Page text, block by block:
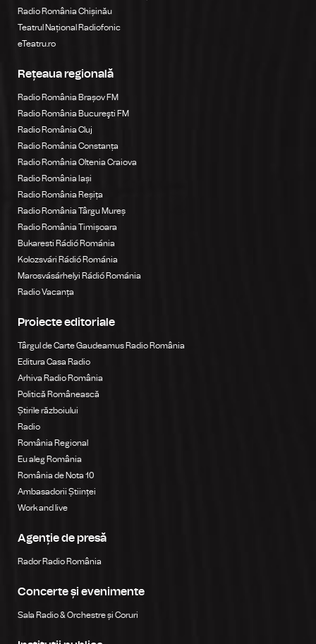
Radio România Chișinău
Teatrul Național Radiofonic
eTeatru.ro
Rețeaua regională
Radio România Brașov FM
Radio România Bucureşti FM
Radio România Cluj
Radio România Constanța
Radio România Oltenia Craiova
Radio România Iași
Radio România Reșița
Radio România Târgu Mureș
Radio România Timișoara
Bukaresti Rádió Románia
Kolozsvári Rádió Románia
Marosvásárhelyi Rádió Románia
Radio Vacanța
Proiecte editoriale
Târgul de Carte Gaudeamus Radio România
Editura Casa Radio
Arhiva Radio România
Politică Românească
Știrile războiului
Radio
România Regional
Eu aleg România
România de Nota 10
Ambasadorii Științei
Work and live
Agenție de presă
Rador Radio România
Concerte și evenimente
Sala Radio & Orchestre și Coruri